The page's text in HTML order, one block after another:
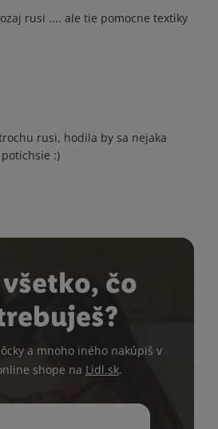
rusi .... ale tie pomocne textiky
rusi, hodila by sa nejaka
:)
čo
a mnoho iného nakúpiš v
shope na Lidl.sk.